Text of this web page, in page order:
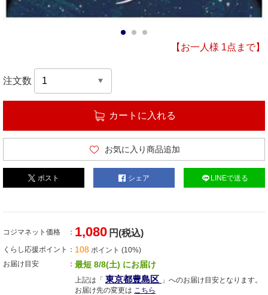
【お一人様 1点まで】
注文数
カートに入れる
お気に入り商品追加
ポスト シェア LINEで送る
コジマネット価格 1,080 円(税込)
くらし応援ポイント 108 ポイント (10%)
お届け目安
最短 8/8(土) にお届け
上記は「 東京都豊島区 」へのお届け目安となります。
お届け先の変更は こちら